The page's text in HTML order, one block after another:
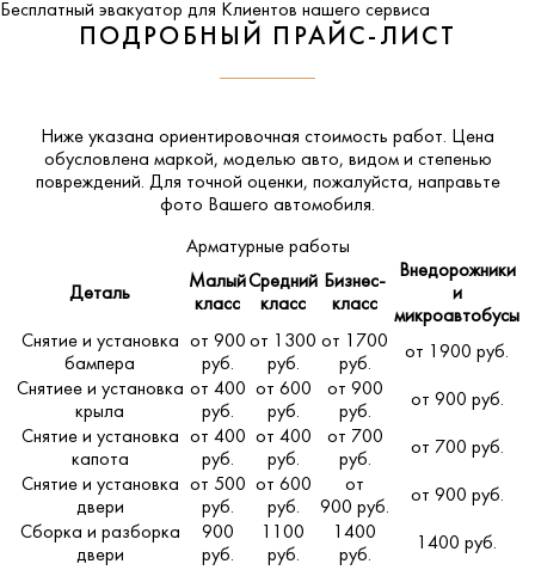
Бесплатный эвакуатор для Клиентов нашего сервиса
ПОДРОБНЫЙ ПРАЙС-ЛИСТ
Ниже указана ориентировочная стоимость работ. Цена
обусловлена маркой, моделью авто, видом и степенью
повреждений. Для точной оценки, пожалуйста, направьте
фото Вашего автомобиля.
Арматурные работы
Деталь
Малый
класс
Средний
класс
Бизнес-
класс
Внедорожники
и
микроавтобусы
Снятие и установка
бампера
от 900
руб.
от 1300
руб.
от 1700
руб.
от 1900 руб.
Снятиее и установка
крыла
от 400
руб.
от 600
руб.
от 900
руб.
от 900 руб.
Снятие и установка
капота
от 400
руб.
от 400
руб.
от 700
руб.
от 700 руб.
Снятие и установка
двери
от 500
руб.
от 600
руб.
от
900 руб.
от 900 руб.
Сборка и разборка
двери
900
руб.
1100
руб.
1400
руб.
1400 руб.